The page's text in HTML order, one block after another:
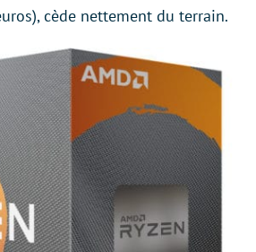
cède nettement du terrain.